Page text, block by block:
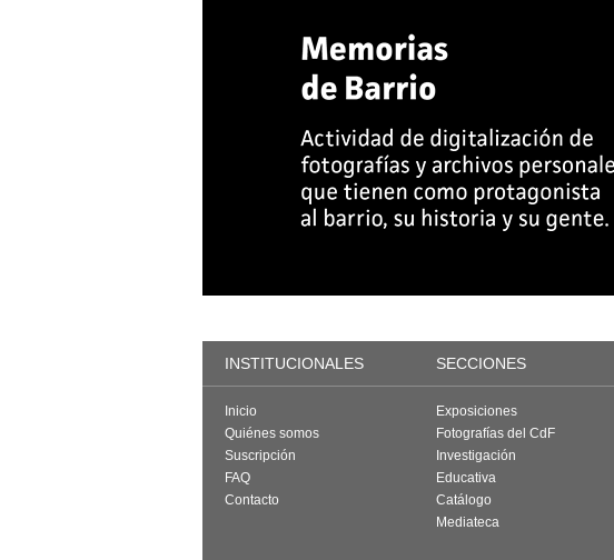
INSTITUCIONALES SECCIONES
Inicio
Quiénes somos
Suscripción
FAQ
Contacto
Exposiciones
Fotografías del CdF
Investigación
Educativa
Catálogo
Mediateca